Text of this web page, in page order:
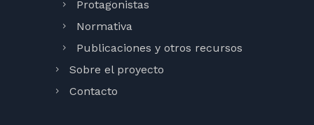
Protagonistas
Normativa
Publicaciones y otros recursos
Sobre el proyecto
Contacto